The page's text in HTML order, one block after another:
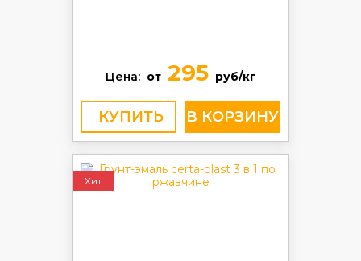
Цена: от295 руб/кг
КУПИТЬ
Хит